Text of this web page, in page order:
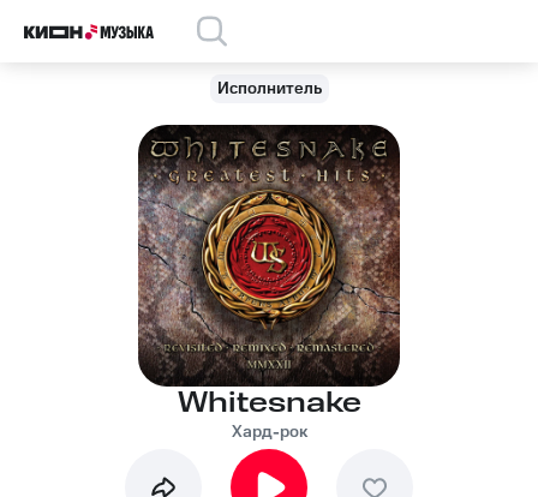
Исполнитель
Whitesnake
Хард-рок